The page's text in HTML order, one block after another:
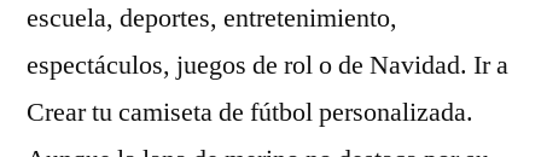
escuela, deportes, entretenimiento,
espectáculos, juegos de rol o de Navidad. Ir a
Crear tu camiseta de fútbol personalizada.